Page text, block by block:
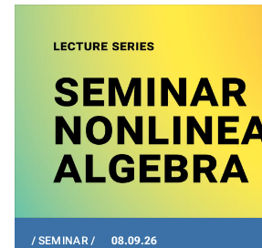
SEMINAR 08.09.26